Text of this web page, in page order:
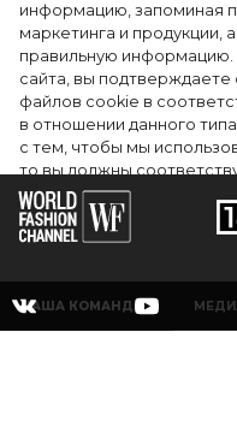
информацию, запоминая
маркетинга и продукции,
правильную информацию.
сайта, вы подтверждаете
файлов cookie в
в отношении данного
с тем, чтобы мы
то вы должны
настройки вашего
Тейлор Рассел в
церемонии
НАША КОМАНДА